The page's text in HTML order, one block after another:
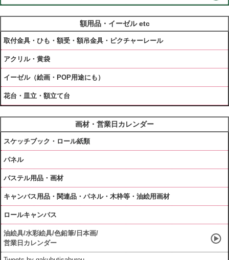
額用品・イーゼル etc
取付金具・ひも・額受・額吊金具・ピクチャーレール
アクリル・黄袋
イーゼル（絵画・POP用途にも）
花台・皿立・額立て台
画材・営業日カレンダー
スケッチブック・ロール紙類
パネル
パステル用品・画材
キャンバス用品・関連品・パネル・木枠等・油絵用画材
ロールキャンバス
油絵具/水彩絵具/色鉛筆/日本画/
営業日カレンダー